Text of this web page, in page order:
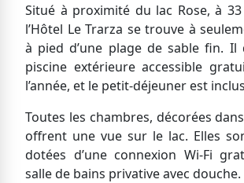
Situé à proximité du lac Rose, à
l’Hôtel Le Trarza se trouve à
à pied d’une plage de sable fin. Il
piscine extérieure accessible
l’année, et le petit-déjeuner est
Toutes les chambres, décorées
offrent une vue sur le lac. Elles
dotées d’une connexion Wi-Fi
salle de bains privative avec douche.